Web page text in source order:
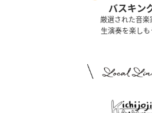
バスキン
厳選された音楽
生演奏を楽しも